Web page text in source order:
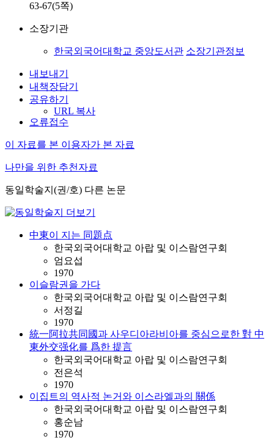
63-67(5쪽)
소장기관
한국외국어대학교 중앙도서관 소장기관정보
내보내기
내책장담기
공유하기
URL 복사
오류접수
이 자료를 본 이용자가 본 자료
나만을 위한 추천자료
동일학술지(권/호) 다른 논문
中東이 지는 同題点
한국외국어대학교 아랍 및 이스람연구회
엄요섭
1970
이슬람권을 가다
한국외국어대학교 아랍 및 이스람연구회
서정길
1970
統一阿拉共同國과 사우디아라비아를 중심으로한 對 中
東外交强化를 爲한 提言
한국외국어대학교 아랍 및 이스람연구회
전은석
1970
이집트의 역사적 논거와 이스라엘과의 關係
한국외국어대학교 아랍 및 이스람연구회
홍순남
1970